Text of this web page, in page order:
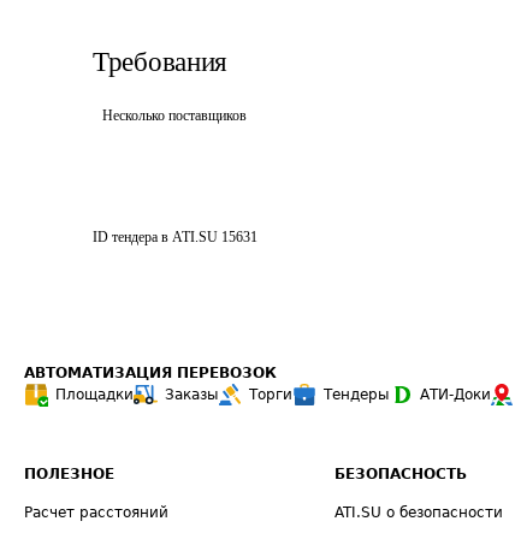
Требования
Несколько поставщиков
ID тендера в ATI.SU 15631
АВТОМАТИЗАЦИЯ ПЕРЕВОЗОК
Площадки
Заказы Торги Тендеры АТИ-Доки
ПОЛЕЗНОЕ
Расчет расстояний
БЕЗОПАСНОСТЬ
ATI.SU о безопасности